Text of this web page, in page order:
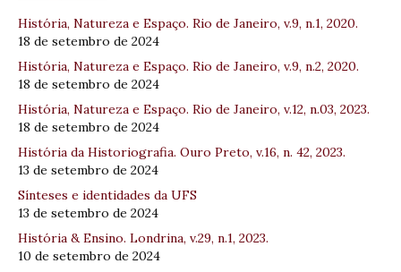
História, Natureza e Espaço. Rio de Janeiro, v.9, n.1, 2020.
18 de setembro de 2024
História, Natureza e Espaço. Rio de Janeiro, v.9, n.2, 2020.
18 de setembro de 2024
História, Natureza e Espaço. Rio de Janeiro, v.12, n.03, 2023.
18 de setembro de 2024
História da Historiografia. Ouro Preto, v.16, n. 42, 2023.
13 de setembro de 2024
Sínteses e identidades da UFS
13 de setembro de 2024
História & Ensino. Londrina, v.29, n.1, 2023.
10 de setembro de 2024